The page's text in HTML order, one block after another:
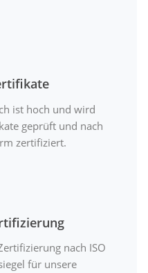
ist hoch und wird
geprüft und nach
zertifiziert.
nach ISO
für unsere